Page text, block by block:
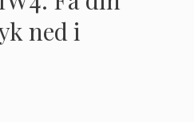
ned i